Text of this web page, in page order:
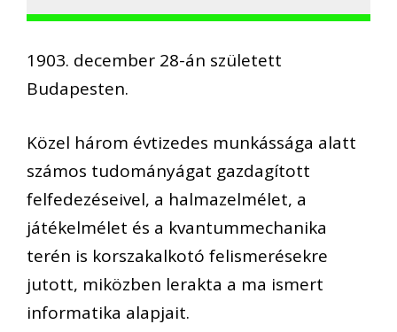
1903. december 28-án született
Budapesten.
Közel három évtizedes munkássága alatt
számos tudományágat gazdagított
felfedezéseivel, a halmazelmélet, a
játékelmélet és a kvantummechanika
terén is korszakalkotó felismerésekre
jutott, miközben lerakta a ma ismert
informatika alapjait.